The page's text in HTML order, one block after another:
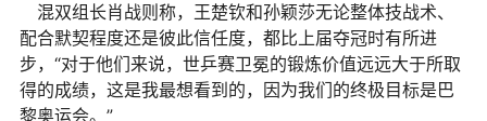
混双组长肖战则称，王楚钦和孙颖莎无论整体技战术、
配合默契程度还是彼此信任度，都比上届夺冠时有所进
步，“对于他们来说，世乒赛卫冕的锻炼价值远远大于所取
得的成绩，这是我最想看到的，因为我们的终极目标是巴
黎奥运会。”